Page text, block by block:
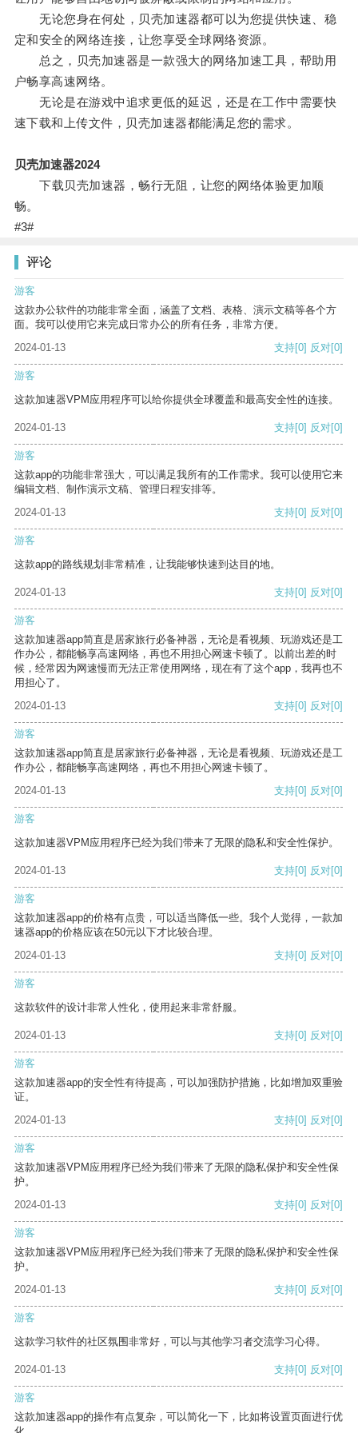
无论您身在何处，贝壳加速器都可以为您提供快速、稳
定和安全的网络连接，让您享受全球网络资源。
总之，贝壳加速器是一款强大的网络加速工具，帮助用
户畅享高速网络。
无论是在游戏中追求更低的延迟，还是在工作中需要快
速下载和上传文件，贝壳加速器都能满足您的需求。
贝壳加速器2024
下载贝壳加速器，畅行无阻，让您的网络体验更加顺
畅。
#3#
评论
游客
这款办公软件的功能非常全面，涵盖了文档、表格、演示文稿等各个方
面。我可以使用它来完成日常办公的所有任务，非常方便。
2024-01-13
支持[0] 反对[0]
游客
这款加速器VPM应用程序可以给你提供全球覆盖和最高安全性的连接。
2024-01-13 支持[0] 反对[0]
游客
这款app的功能非常强大，可以满足我所有的工作需求。我可以使用它来
编辑文档、制作演示文稿、管理日程安排等。
2024-01-13
支持[0] 反对[0]
游客
这款app的路线规划非常精准，让我能够快速到达目的地。
2024-01-13 支持[0] 反对[0]
游客
这款加速器app简直是居家旅行必备神器，无论是看视频、玩游戏还是工
作办公，都能畅享高速网络，再也不用担心网速卡顿了。以前出差的时
候，经常因为网速慢而无法正常使用网络，现在有了这个app，我再也不
用担心了。
2024-01-13
支持[0] 反对[0]
游客
这款加速器app简直是居家旅行必备神器，无论是看视频、玩游戏还是工
作办公，都能畅享高速网络，再也不用担心网速卡顿了。
2024-01-13
支持[0] 反对[0]
游客
这款加速器VPM应用程序已经为我们带来了无限的隐私和安全性保护。
2024-01-13 支持[0] 反对[0]
游客
这款加速器app的价格有点贵，可以适当降低一些。我个人觉得，一款加
速器app的价格应该在50元以下才比较合理。
2024-01-13
支持[0] 反对[0]
游客
这款软件的设计非常人性化，使用起来非常舒服。
2024-01-13 支持[0] 反对[0]
游客
这款加速器app的安全性有待提高，可以加强防护措施，比如增加双重验
证。
2024-01-13
支持[0] 反对[0]
游客
这款加速器VPM应用程序已经为我们带来了无限的隐私保护和安全性保
护。
2024-01-13
支持[0] 反对[0]
游客
这款加速器VPM应用程序已经为我们带来了无限的隐私保护和安全性保
护。
2024-01-13
支持[0] 反对[0]
游客
这款学习软件的社区氛围非常好，可以与其他学习者交流学习心得。
2024-01-13 支持[0] 反对[0]
游客
这款加速器app的操作有点复杂，可以简化一下，比如将设置页面进行优